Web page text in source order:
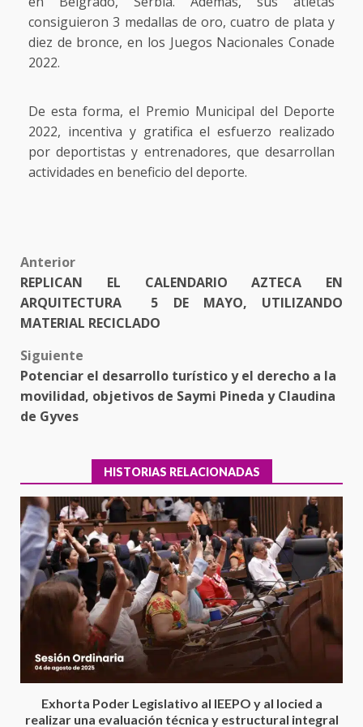
consiguieron 3 medallas de oro, cuatro de plata y
diez de bronce, en los Juegos Nacionales Conade
2022.
De esta forma, el Premio Municipal del Deporte
2022, incentiva y gratifica el esfuerzo realizado
por deportistas y entrenadores, que desarrollan
actividades en beneficio del deporte.
Post
navigation
Anterior
REPLICAN EL CALENDARIO AZTECA EN
ARQUITECTURA 5 DE MAYO, UTILIZANDO
MATERIAL RECICLADO
Siguiente
Potenciar el desarrollo turístico y el derecho a la
movilidad, objetivos de Saymi Pineda y Claudina
de Gyves
HISTORIAS RELACIONADAS
Exhorta Poder Legislativo al IEEPO y al Iocied a
realizar una evaluación técnica y estructural integral
3
Encuentro de Ariadna Montiel
con el Gobernador Salomón Jara
Cruz reafirma la consolidación
de la transformación en
territorio oaxaqueño